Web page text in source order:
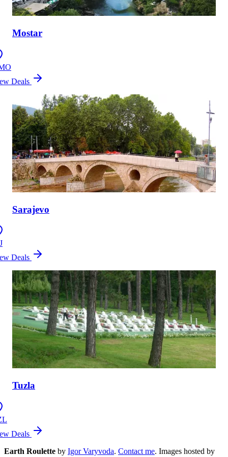
Mostar
Deals
Sarajevo
Deals
Tuzla
Deals
Earth Roulette by Igor Varyvoda. Contact me. Images hosted by